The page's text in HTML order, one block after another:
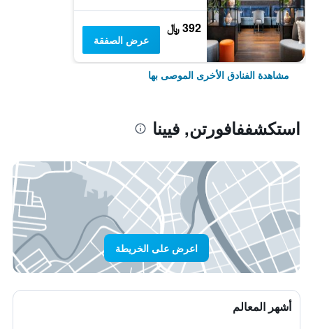
392 ﷼
عرض الصفقة
مشاهدة الفنادق الأخرى الموصى بها
استكشففافورتن, فيينا
اعرض على الخريطة
أشهر المعالم